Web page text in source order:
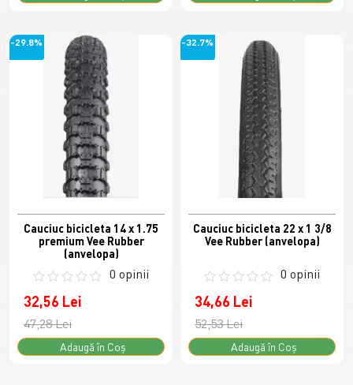
-29.8%
Cauciuc bicicleta 14 x 1.75
premium Vee Rubber
(anvelopa)
0 opinii
32,56 Lei
47,28 Lei
Adaugă în Coş
-32.7%
Cauciuc bicicleta 22 x 1 3/8
Vee Rubber (anvelopa)
0 opinii
34,66 Lei
52,53 Lei
Adaugă în Coş